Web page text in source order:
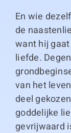
En wie
de
want hij
liefde.
van het
deel
goddelijke
gevrijwaard